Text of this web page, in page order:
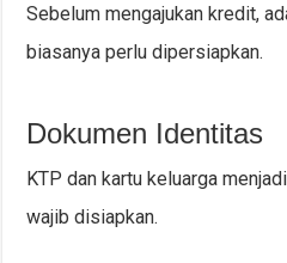
Sebelum mengajukan kredit,
biasanya perlu dipersiapkan.
Dokumen Identitas
KTP dan kartu keluarga
wajib disiapkan.